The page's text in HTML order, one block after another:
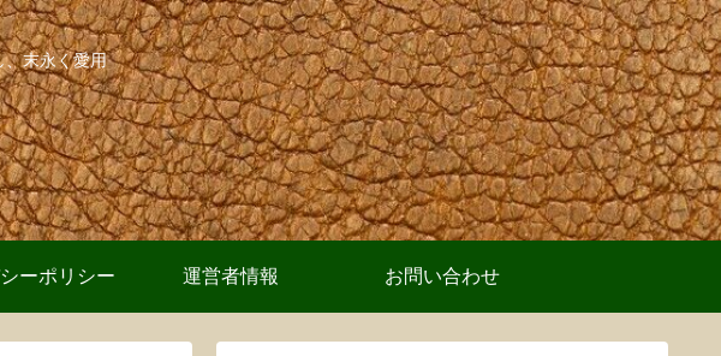
、末永く愛用
ーポリシー 運営者情報 お問い合わせ